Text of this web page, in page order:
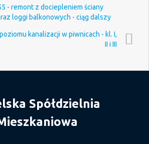
- remont z dociepleniem ściany
loggi balkonowych - ciąg dalszy
kanalizacji w piwnicach - kl. I,
II i III
Spółdzielnia